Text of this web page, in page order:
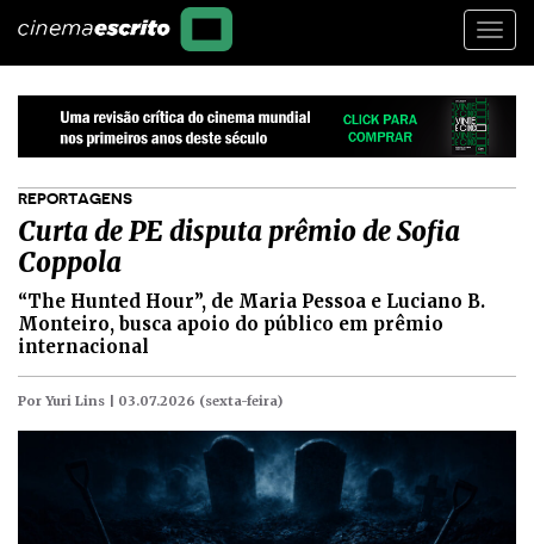
REPORTAGENS
Curta de PE disputa prêmio de Sofia
Coppola
“The Hunted Hour”, de Maria Pessoa e Luciano B.
Monteiro, busca apoio do público em prêmio
internacional
Por Yuri Lins | 03.07.2026 (sexta-feira)